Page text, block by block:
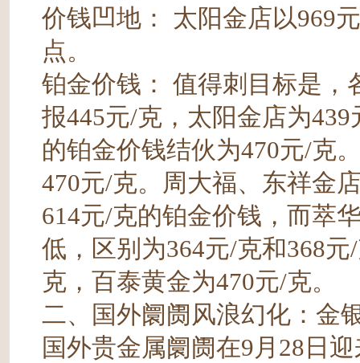
价钱凹地： 太阳金店以969
点。
铂金价钱： 值得刺目标是，
报445元/克，太阳金店为
的铂金价钱结伙为470元/克
470元/克。周大福、东祥金
614元/克的铂金价钱，而萃
低，区别为364元/克和368
克，百泰黄金为470元/克。
二、国外阛阓风浪幻化：金
国外贵金属阛阓在9月28日